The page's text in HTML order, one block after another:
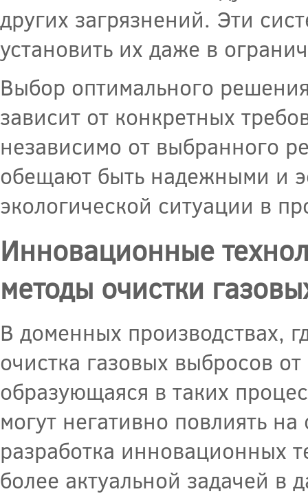
других загрязнений. Эти
установить их даже в
Выбор оптимального
зависит от конкретных
независимо от выбранного
обещают быть надежными и
экологической ситуации в
Инновационные
методы очистки
В доменных производствах,
очистка газовых выбросов
образующаяся в таких
могут негативно повлиять
разработка инновационных
более актуальной задачей в